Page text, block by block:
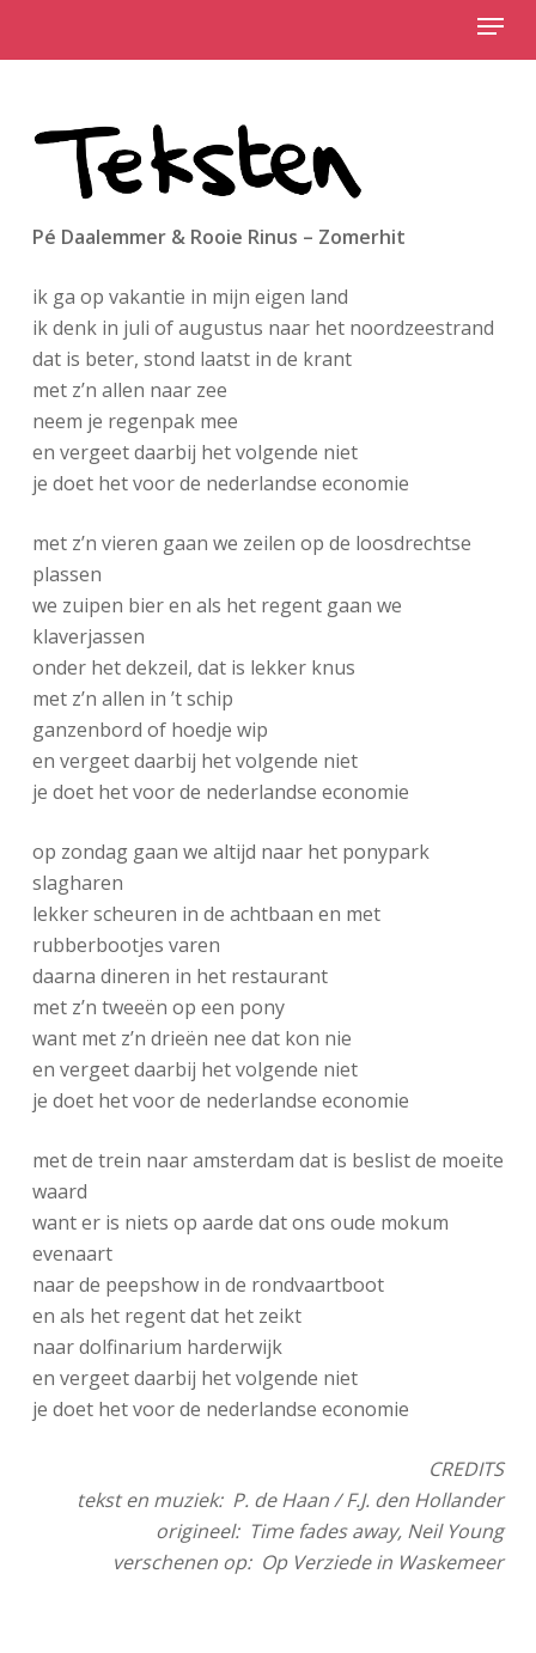
Menu
Pé Daalemmer & Rooie Rinus – Zomerhit
ik ga op vakantie in mijn eigen land
ik denk in juli of augustus naar het noordzeestrand
dat is beter, stond laatst in de krant
met z’n allen naar zee
neem je regenpak mee
en vergeet daarbij het volgende niet
je doet het voor de nederlandse economie
met z’n vieren gaan we zeilen op de loosdrechtse
plassen
we zuipen bier en als het regent gaan we
klaverjassen
onder het dekzeil, dat is lekker knus
met z’n allen in ’t schip
ganzenbord of hoedje wip
en vergeet daarbij het volgende niet
je doet het voor de nederlandse economie
op zondag gaan we altijd naar het ponypark
slagharen
lekker scheuren in de achtbaan en met
rubberbootjes varen
daarna dineren in het restaurant
met z’n tweeën op een pony
want met z’n drieën nee dat kon nie
en vergeet daarbij het volgende niet
je doet het voor de nederlandse economie
met de trein naar amsterdam dat is beslist de moeite
waard
want er is niets op aarde dat ons oude mokum
evenaart
naar de peepshow in de rondvaartboot
en als het regent dat het zeikt
naar dolfinarium harderwijk
en vergeet daarbij het volgende niet
je doet het voor de nederlandse economie
CREDITS
tekst en muziek: P. de Haan / F.J. den Hollander
origineel: Time fades away, Neil Young
verschenen op: Op Verziede in Waskemeer